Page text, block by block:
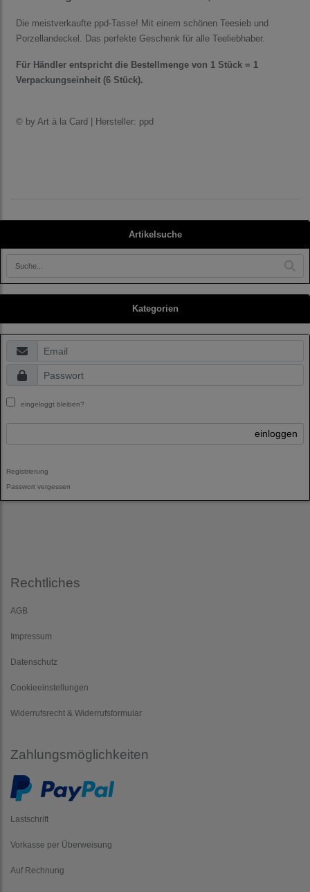
Artikelsuche
Kategorien
eingeloggt bleiben?
einloggen
Registrierung
Passwort vergessen
Die meistverkaufte ppd-Tasse! Mit einem schönen Teesieb und
Porzellandeckel. Das perfekte Geschenk für alle Teeliebhaber.
Für Händler entspricht die Bestellmenge von 1 Stück = 1
Verpackungseinheit (6 Stück).
© by Art à la Card | Hersteller: ppd
Rechtliches
AGB
Impressum
Datenschutz
Cookieeinstellungen
Widerrufsrecht & Widerrufsformular
Zahlungsmöglichkeiten
Lastschrift
Vorkasse per Überweisung
Auf Rechnung